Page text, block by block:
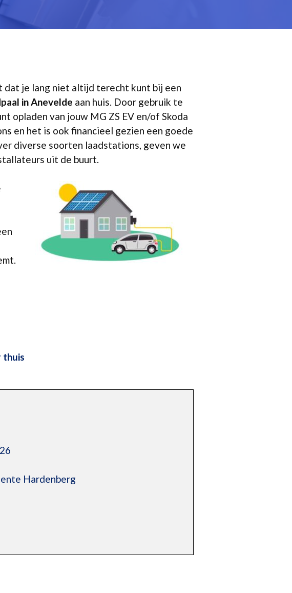
je lang niet altijd terecht kunt bij een
in Anevelde aan huis. Door gebruik te
opladen van jouw MG ZS EV en/of Skoda
en het is ook financieel gezien een goede
diverse soorten laadstations, geven we
uit de buurt.
thuis
Hardenberg